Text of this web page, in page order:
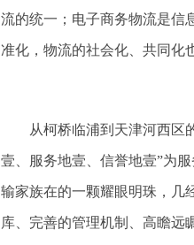
流的统一；电子商务物流是信
准化，物流的社会化、共同化
从柯桥临浦到天津河西区
壹、服务地壹、信誉地壹”为
输家族在的一颗耀眼明珠，几
库、完善的管理机制、高瞻远